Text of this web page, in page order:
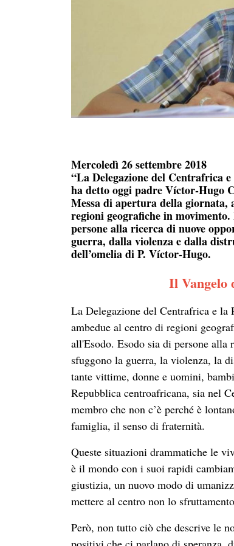
Mercoledì 26 settembre 2018
“La Delegazione del Centrafrica
ha detto oggi padre Víctor-Hugo
Messa di apertura della giornata,
regioni geografiche in
persone alla ricerca di nuove
guerra, dalla violenza e dalla
dell’omelia di P. Víctor-Hugo.
Il Vangelo
La Delegazione del Centrafrica e la
ambedue al centro di regioni
all'Esodo. Esodo sia di persone
sfuggono la guerra, la violenza, la
tante vittime, donne e uomini,
Repubblica centroafricana, sia nel
membro che non c’è perché è
famiglia, il senso di fraternità.
Queste situazioni drammatiche le
è il mondo con i suoi rapidi
giustizia, un nuovo modo di
mettere al centro non lo
Però, non tutto ciò che descrive le